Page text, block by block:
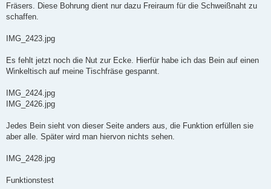
Fräsers. Diese Bohrung dient nur dazu Freiraum für die Schweißnaht zu
schaffen.
IMG_2423.jpg
Es fehlt jetzt noch die Nut zur Ecke. Hierfür habe ich das Bein auf einen
Winkeltisch auf meine Tischfräse gespannt.
IMG_2424.jpg
IMG_2426.jpg
Jedes Bein sieht von dieser Seite anders aus, die Funktion erfüllen sie
aber alle. Später wird man hiervon nichts sehen.
IMG_2428.jpg
Funktionstest